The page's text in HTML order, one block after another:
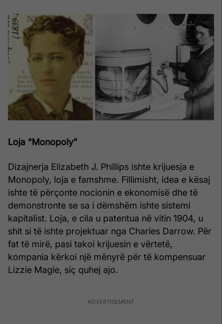
Loja “Monopoly”
Dizajnerja Elizabeth J. Phillips ishte krijuesja e
Monopoly, loja e famshme. Fillimisht, idea e kësaj
ishte të përçonte nocionin e ekonomisë dhe të
demonstronte se sa i dëmshëm ishte sistemi
kapitalist. Loja, e cila u patentua në vitin 1904, u
shit si të ishte projektuar nga Charles Darrow. Për
fat të mirë, pasi takoi krijuesin e vërtetë,
kompania kërkoi një mënyrë për të kompensuar
Lizzie Magie, siç quhej ajo.